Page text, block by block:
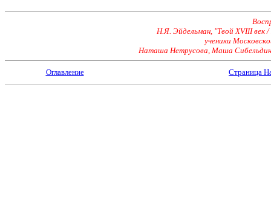
Н.Я. Эйдельман, "Твой XVIII век
ученики
Наташа Нетрусова, Маша
Оглавление Страница